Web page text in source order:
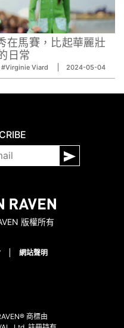
馬賽，比起華麗壯
日常
#Virginie Viard 2024-05-04
版權所有
網站聲明
商標由